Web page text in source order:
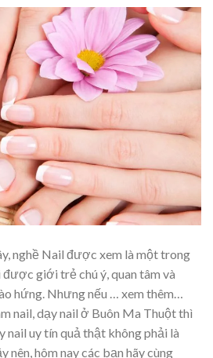
nghề Nail được xem là một trong
giới trẻ chú ý, quan tâm và
hứng. Nhưng nếu … xem thêm…
nail, dạy nail ở Buôn Ma Thuột thì
nail uy tín quả thật không phải là
nên, hôm nay các bạn hãy cùng